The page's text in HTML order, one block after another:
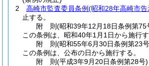
2
高崎市監査委員条例(昭和28年高崎市
止する。
附 則(昭和39年12月18日条例第75
この条例は、昭和40年1月1日から施行す
附 則(昭和55年6月30日条例第23
この条例は、公布の日から施行する。
附 則(平成3年9月20日条例第28号)